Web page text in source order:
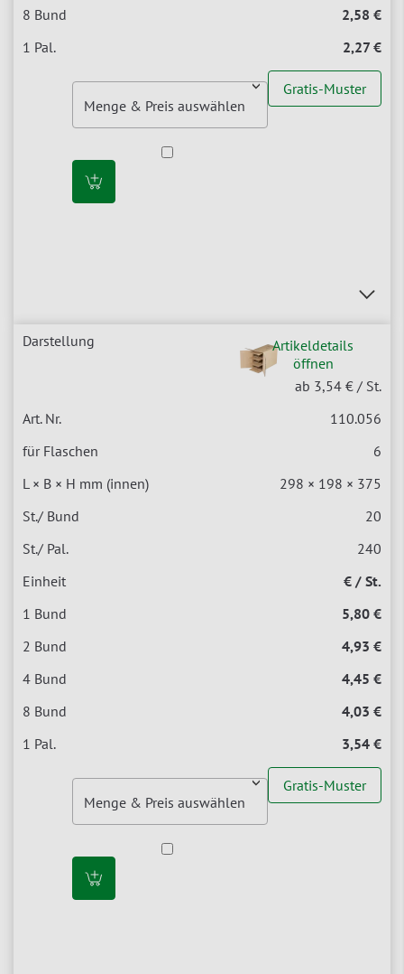
2,58 €
2,27 €
Gratis-Muster
Artikeldetails
öffnen
ab 3,54 € / St.
110.056
6
298 × 198 × 375
20
240
€ / St.
5,80 €
4,93 €
4,45 €
4,03 €
3,54 €
Gratis-Muster